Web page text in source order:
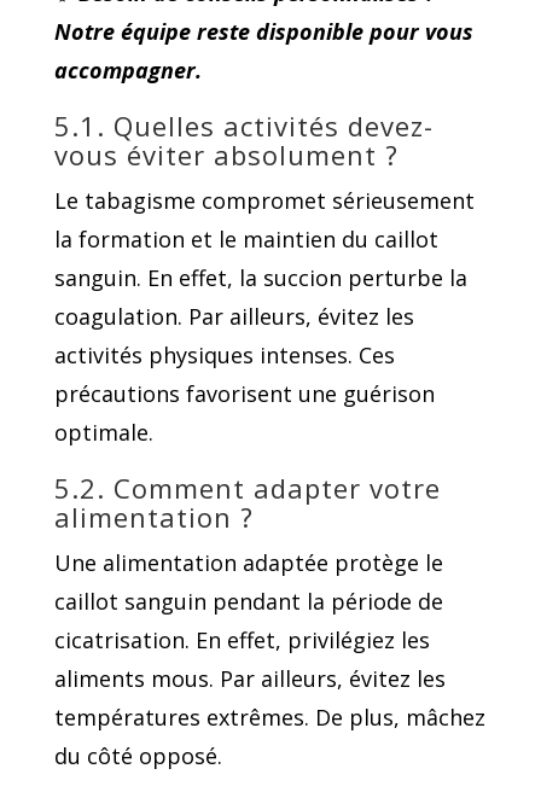
Notre équipe reste disponible pour vous
accompagner.
5.1. Quelles activités devez-
vous éviter absolument ?
Le tabagisme compromet sérieusement
la formation et le maintien du caillot
sanguin. En effet, la succion perturbe la
coagulation. Par ailleurs, évitez les
activités physiques intenses. Ces
précautions favorisent une guérison
optimale.
5.2. Comment adapter votre
alimentation ?
Une alimentation adaptée protège le
caillot sanguin pendant la période de
cicatrisation. En effet, privilégiez les
aliments mous. Par ailleurs, évitez les
températures extrêmes. De plus, mâchez
du côté opposé.